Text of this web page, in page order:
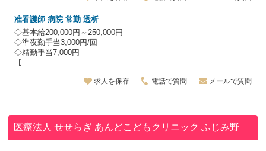
准看護師 病院 常勤 透析
◇基本給200,000円～250,000円
◇準夜勤手当3,000円/回
◇精勤手当7,000円
【...
求人を保存 電話で質問 メールで質問
医療法人 せせらぎ あんどこどもクリニック ふじみ野